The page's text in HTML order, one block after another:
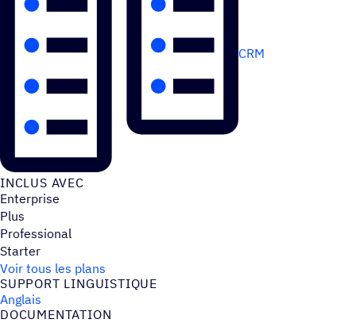
CRM
INCLUS AVEC
Enterprise
Plus
Professional
Starter
Voir tous les plans
SUPPORT LINGUIS­TIQUE
Anglais
DOCU­MEN­TA­TION